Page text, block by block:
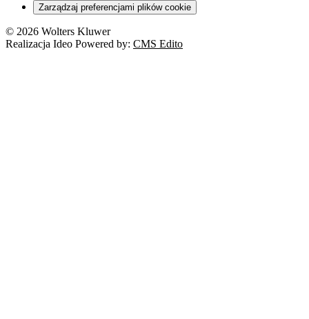
Zarządzaj preferencjami plików cookie
© 2026 Wolters Kluwer
Realizacja Ideo Powered by: CMS Edito